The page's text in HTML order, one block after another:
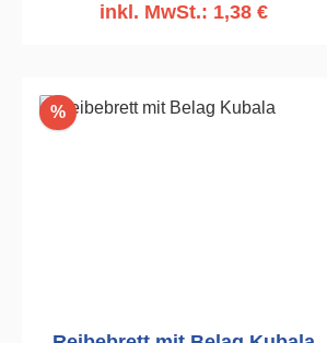
inkl. MwSt.: 1,38 €
%Rabatt